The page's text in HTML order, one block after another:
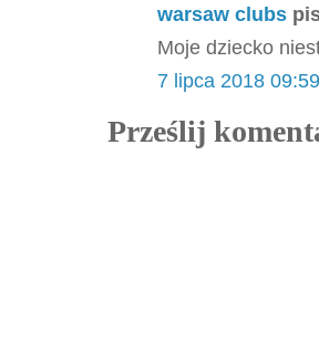
warsaw clubs
Moje dziecko
7 lipca 2018 09:59
Prześlij